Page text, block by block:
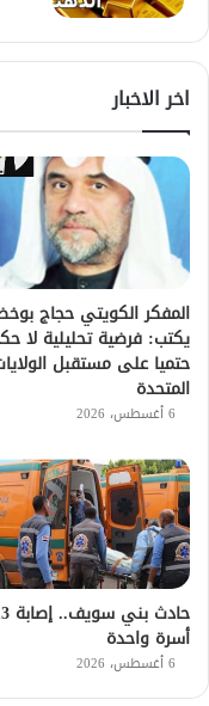
اخر الاخبار
المفكر الكويتي حجاج
يكتب: فرضية تحليلية لا
حتميا على مستقبل
المتحدة
6 أغسطس، 2026
أسرة واحدة
6 أغسطس، 2026